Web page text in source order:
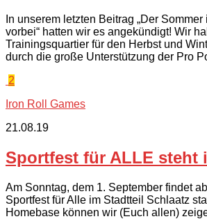
In unserem letzten Beitrag „Der Sommer
vorbei“ hatten wir es angekündigt! Wir
Trainingsquartier für den Herbst und
durch die große Unterstützung der Pro
2
Iron Roll Games
21.08.19
Sportfest für ALLE steht
Am Sonntag, dem 1. September findet
Sportfest für Alle im Stadtteil Schlaatz
Homebase können wir (Euch allen)